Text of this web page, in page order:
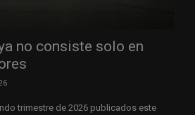
no consiste solo en
trimestre de 2026 publicados este